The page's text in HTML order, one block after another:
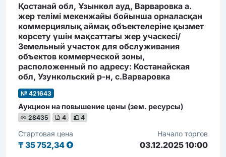
Қостанай обл, Ұзынкөл ауд, Варваровка а.
жер телімі мекенжайы бойынша орналасқан
коммерциялық аймақ объектелеріне қызмет
көрсету үшін мақсаттағы жер учаскесі/
Земельный участок для обслуживания
объектов коммерческой зоны,
расположенный по адресу: Костанайская
обл, Узункольский р-н, с.Варваровка
№ 421643
Аукцион на повышение цены (зем. ресурсы)
28435 4 4
Стартовая цена
₸ 35 752,34
Начало торгов
03.12.2025 10:00